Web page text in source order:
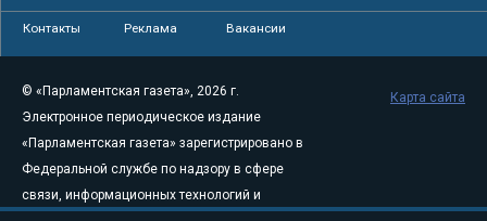
Контакты Реклама Вакансии
© «Парламентская газета», 2026 г.
Электронное периодическое издание
«Парламентская газета» зарегистрировано в
Федеральной службе по надзору в сфере
связи, информационных технологий и
Карта сайта